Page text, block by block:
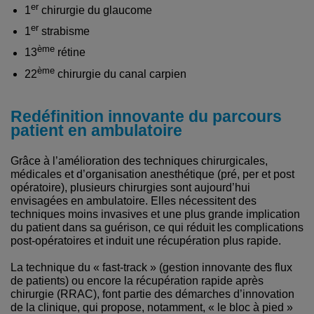
1er chirurgie du glaucome
1er strabisme
13ème rétine
22ème chirurgie du canal carpien
Redéfinition innovante du parcours
patient en ambulatoire
Grâce à l’amélioration des techniques chirurgicales,
médicales et d’organisation anesthétique (pré, per et post
opératoire), plusieurs chirurgies sont aujourd’hui
envisagées en ambulatoire. Elles nécessitent des
techniques moins invasives et une plus grande implication
du patient dans sa guérison, ce qui réduit les complications
post-opératoires et induit une récupération plus rapide.
La technique du « fast-track » (gestion innovante des flux
de patients) ou encore la récupération rapide après
chirurgie (RRAC), font partie des démarches d’innovation
de la clinique, qui propose, notamment, « le bloc à pied »